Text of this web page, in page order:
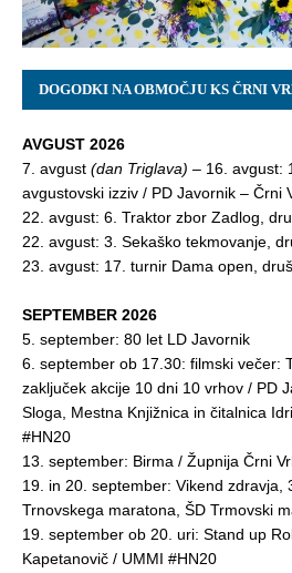
DOGODKI NA OBMOČJU KS ČRNI
AVGUST 2026
7. avgust (dan Triglava) – 16. avgust:
avgustovski izziv / PD Javornik – Črni
22. avgust: 6. Traktor zbor Zadlog,
22. avgust: 3. Sekaško tekmovanje,
23. avgust: 17. turnir Dama open,
SEPTEMBER 2026
5. september: 80 let LD Javornik
6. september ob 17.30: filmski večer:
zaključek akcije 10 dni 10 vrhov / PD
Sloga, Mestna Knjižnica in čitalnica
#HN20
13. september: Birma / Župnija Črni
19. in 20. september: Vikend zdravja,
Trnovskega maratona, ŠD Trmovski
19. september ob 20. uri: Stand up
Kapetanovič / UMMI #HN20